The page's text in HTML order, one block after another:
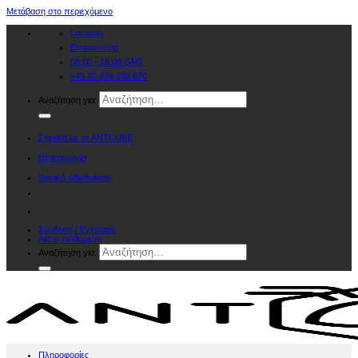
Μετάβαση στο περιεχόμενο
Location
Επικοινωνία
09:00 - 18:00 GMT
+49 30 439 703 870
Αναζήτηση για:
Σχετικά με το ANTCUBE
Επικοινωνία
Νομική ειδοποίηση
Σύνδεση / Εγγραφή
Λίστα επιθυμιών
Αναζήτηση για:
Πληροφορίες